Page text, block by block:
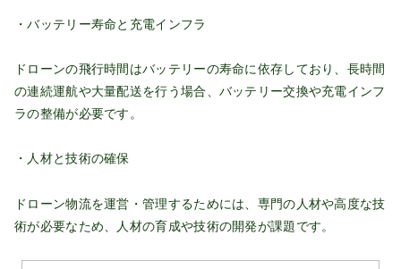
・バッテリー寿命と充電インフラ
ドローンの飛行時間はバッテリーの寿命に依存しており、長時間
の連続運航や大量配送を行う場合、バッテリー交換や充電インフ
ラの整備が必要です。
・人材と技術の確保
ドローン物流を運営・管理するためには、専門の人材や高度な技
術が必要なため、人材の育成や技術の開発が課題です。